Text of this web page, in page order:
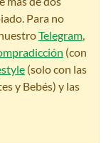
Para no
Telegram,
(con
(solo con las
y Bebés) y las